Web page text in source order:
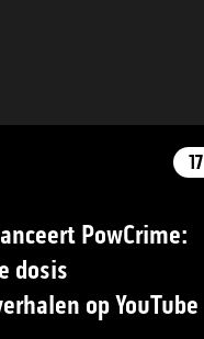
17
PowCrime:
dosis
op YouTube